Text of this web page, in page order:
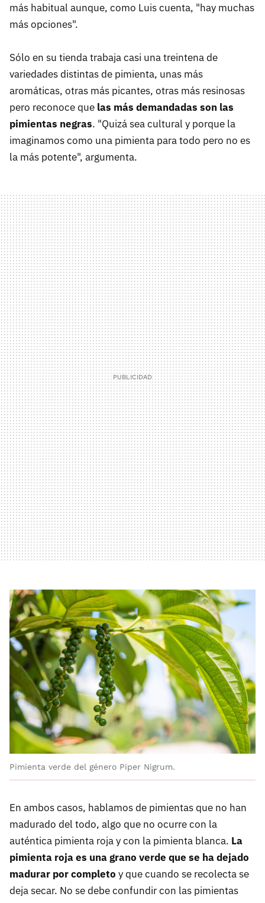
más habitual aunque, como Luis cuenta, "hay muchas
más opciones".
Sólo en su tienda trabaja casi una treintena de
variedades distintas de pimienta, unas más
aromáticas, otras más picantes, otras más resinosas
pero reconoce que las más demandadas son las
pimientas negras. "Quizá sea cultural y porque la
imaginamos como una pimienta para todo pero no es
la más potente", argumenta.
Pimienta verde del género Piper Nigrum.
En ambos casos, hablamos de pimientas que no han
madurado del todo, algo que no ocurre con la
auténtica pimienta roja y con la pimienta blanca. La
pimienta roja es una grano verde que se ha dejado
madurar por completo y que cuando se recolecta se
deja secar. No se debe confundir con las pimientas